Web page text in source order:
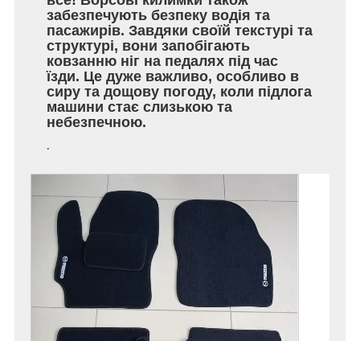
забезпечують безпеку водія та
пасажирів. Завдяки своїй текстурі та
структурі, вони запобігають
ковзанню ніг на педалях під час
їзди. Це дуже важливо, особливо в
сиру та дощову погоду, коли підлога
машини стає слизькою та
небезпечною.
.